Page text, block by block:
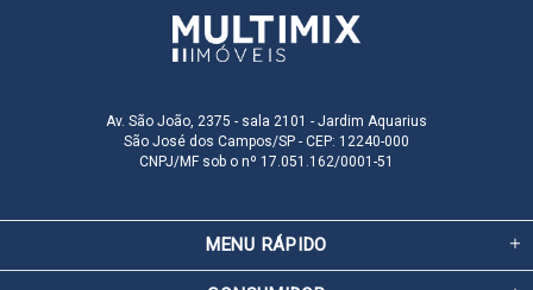
Av. São João, 2375 - sala 2101 - Jardim Aquarius
São José dos Campos/SP - CEP: 12240-000
CNPJ/MF sob o nº 17.051.162/0001-51
MENU RÁPIDO